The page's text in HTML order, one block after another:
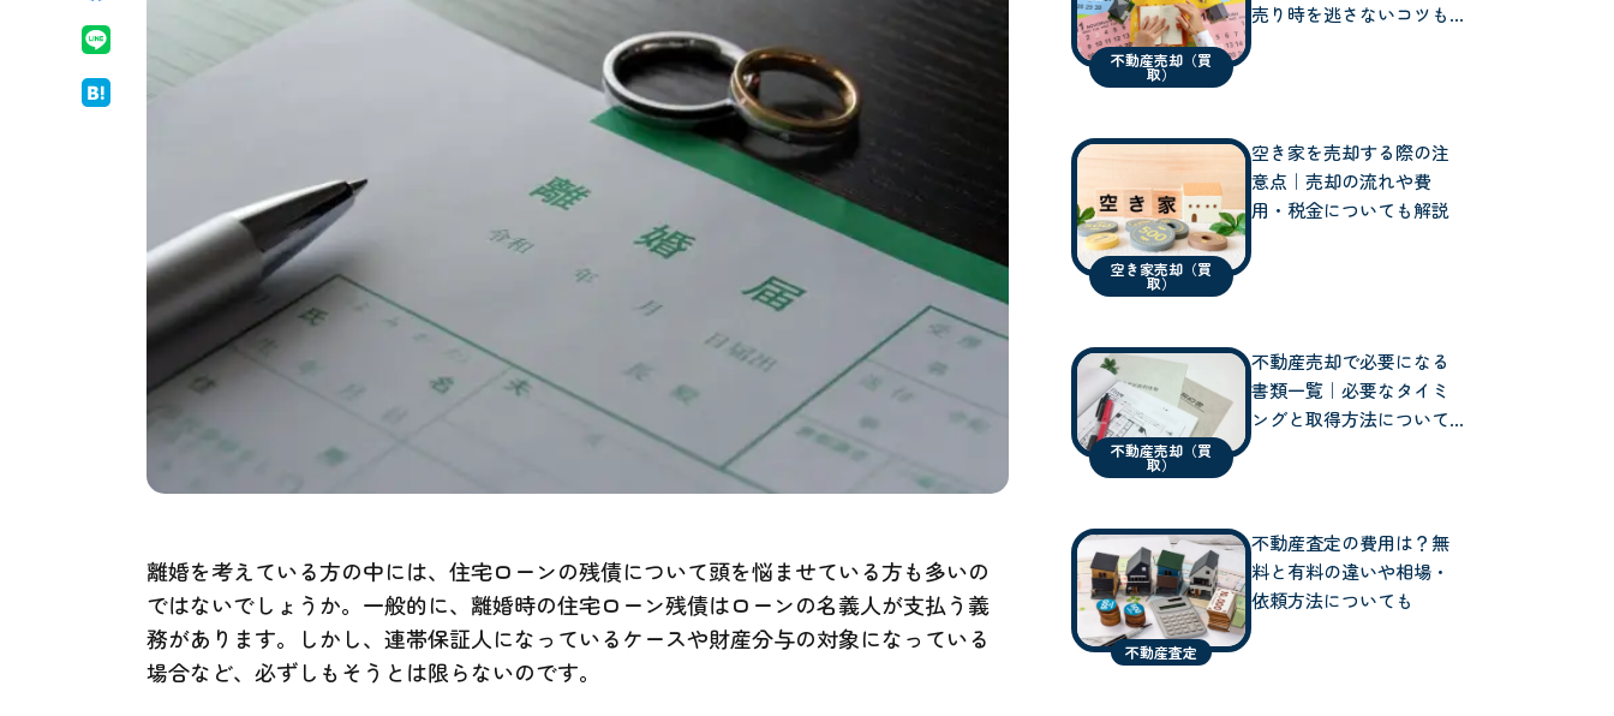
離婚を考えている方の中には、住宅ローンの残債について頭を悩ませている方も多いの
ではないでしょうか。一般的に、離婚時の住宅ローン残債はローンの名義人が支払う義
務があります。しかし、連帯保証人になっているケースや財産分与の対象になっている
場合など、必ずしもそうとは限らないのです。
不動産売却（買
取）
売り時を逃さないコツも
空き家売却（買
取）
空き家を売却する際の注
意点｜売却の流れや費
用・税金についても解説
不動産売却（買
取）
不動産売却で必要になる
書類一覧｜必要なタイミ
ングと取得方法について
不動産査定
不動産査定の費用は？無
料と有料の違いや相場・
依頼方法についても